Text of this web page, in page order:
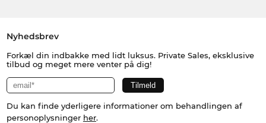
Nyhedsbrev
Forkæl din indbakke med lidt luksus. Private Sales, eksklusive
tilbud og meget mere venter på dig!
Du kan finde yderligere informationer om behandlingen af
personoplysninger her.